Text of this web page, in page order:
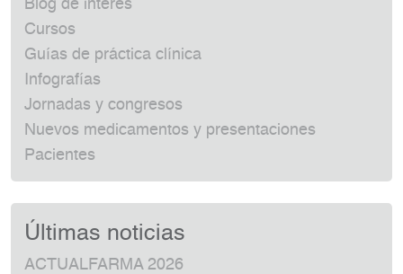
Blog de interés
Cursos
Guías de práctica clínica
Infografías
Jornadas y congresos
Nuevos medicamentos y presentaciones
Pacientes
Últimas noticias
ACTUALFARMA 2026